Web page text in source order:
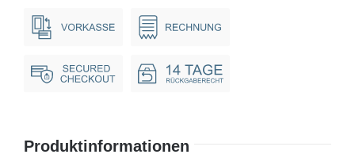
Produktinformationen